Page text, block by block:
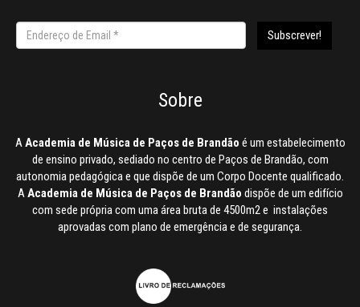
Sobre
AAcademia de Música de Paços de Brandão é um estabelecimento
de ensino privado, sediado no centro de Paços de Brandão, com
autonomia pedagógica e que dispõe de um Corpo Docente qualificado.
AAcademia de Música de Paços de Brandão dispõe de um edifício
com sede própria com uma área bruta de 4500m2 e instalações
aprovadas com plano de emergência e de segurança.